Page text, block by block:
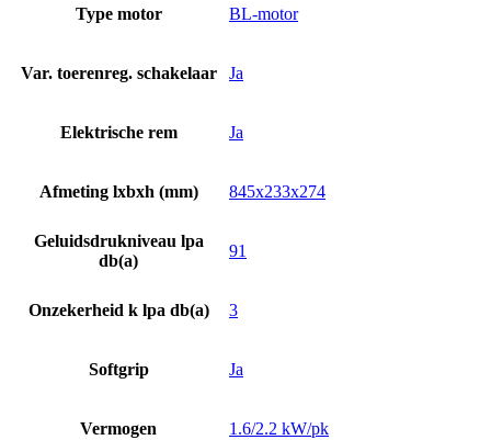
Type motor BL-motor
Var. toerenreg. schakelaar Ja
Elektrische rem Ja
Afmeting lxbxh (mm) 845x233x274
Geluidsdrukniveau lpa
db(a)
91
Onzekerheid k lpa db(a) 3
Softgrip Ja
Vermogen 1.6/2.2 kW/pk